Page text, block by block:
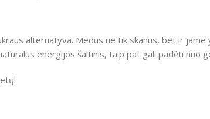
alternatyva. Medus ne tik skanus, bet ir jame
energijos šaltinis, taip pat gali padėti nuo